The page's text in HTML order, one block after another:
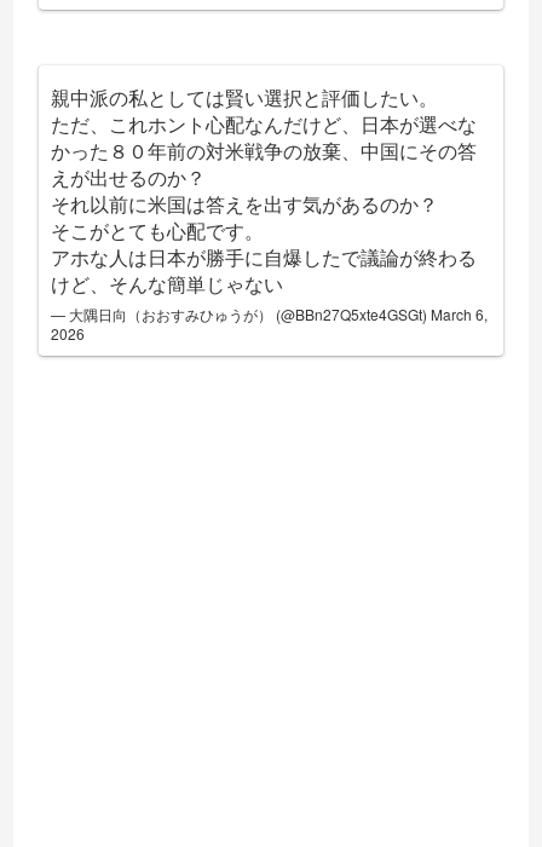
親中派の私としては賢い選択と評価したい。
ただ、これホント心配なんだけど、日本が選べな
かった８０年前の対米戦争の放棄、中国にその答
えが出せるのか？
それ以前に米国は答えを出す気があるのか？
そこがとても心配です。
アホな人は日本が勝手に自爆したで議論が終わる
けど、そんな簡単じゃない
— 大隅日向（おおすみひゅうが） (@BBn27Q5xte4GSGt) March 6,
2026